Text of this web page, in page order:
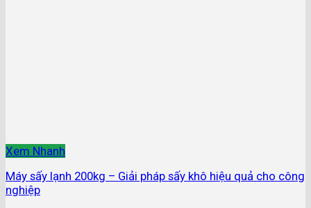
Xem Nhanh
Máy sấy lạnh 200kg – Giải pháp sấy khô hiệu quả cho công
nghiệp